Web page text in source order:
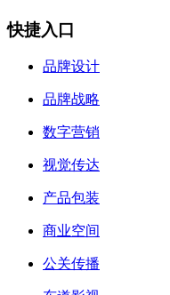
快捷入口
品牌设计
品牌战略
数字营销
视觉传达
产品包装
商业空间
公关传播